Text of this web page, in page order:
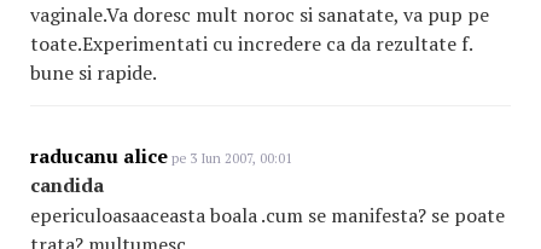
vaginale.Va doresc mult noroc si sanatate, va pup pe
toate.Experimentati cu incredere ca da rezultate f.
bune si rapide.
raducanu alice pe 3 Iun 2007, 00:01
candida
epericuloasaaceasta boala .cum se manifesta? se poate